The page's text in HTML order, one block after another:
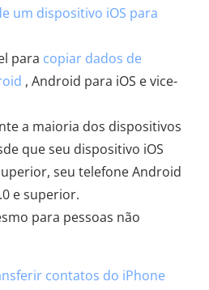
um dispositivo iOS para
para copiar dados de
, Android para iOS e vice-
a maioria dos dispositivos
que seu dispositivo iOS
seu telefone Android
e superior.
para pessoas não
contatos do iPhone